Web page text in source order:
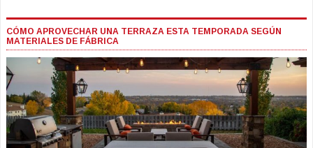
CÓMO APROVECHAR UNA TERRAZA ESTA TEMPORADA SEGÚN
MATERIALES DE FÁBRICA